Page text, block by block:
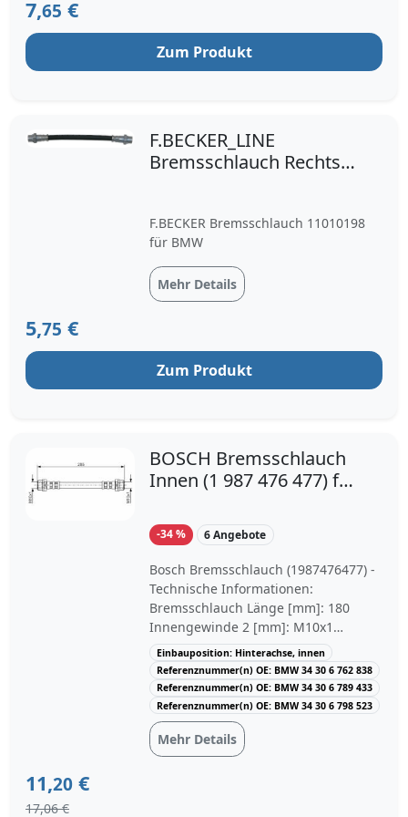
7,65 €
Zum Produkt
F.BECKER_LINE
Bremsschlauch Rechts
F.BECKER Bremsschlauch 11010198
für BMW
Mehr Details
5,75 €
Zum Produkt
BOSCH Bremsschlauch
Innen (1 987 476 477) für
-34 % 6 Angebote
Bosch Bremsschlauch (1987476477) -
Technische Informationen:
Bremsschlauch Länge [mm]: 180
Innengewinde 2 [mm]: M10x1
Innengewinde [mm]: M10x1. OE-
Nummern: BMW: 34306762838,
34306789433, 34306798523. Passend
für folgende Modelle: BMW 1 (E81),
BMW 1 (E87), BMW 1 Cabriolet (E88),
BMW 1 Coupe (E82), BMW 3 (E90),
BMW 3 Cabriolet (E93), BMW 3 Coupe
Einbauposition: Hinterachse, innen
Referenznummer(n) OE: BMW 34 30 6 762 838
Referenznummer(n) OE: BMW 34 30 6 789 433
Referenznummer(n) OE: BMW 34 30 6 798 523
Mehr Details
11,20 €
17,06 €